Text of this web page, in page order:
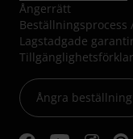
Ångerrätt
Lagstadgade
Ångra beställning